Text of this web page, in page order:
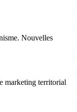
Nouvelles
marketing territorial